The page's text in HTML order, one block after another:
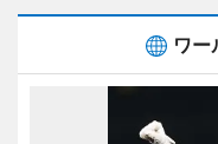
ワー